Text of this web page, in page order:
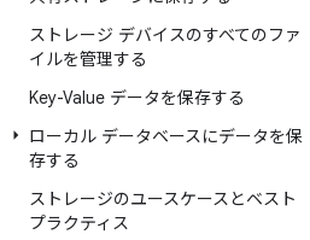
ストレージ デバイスのすべてのファ
イルを管理する
Key-Value データを保存する
ローカル データベースにデータを保
存する
ストレージのユースケースとベスト
プラクティス